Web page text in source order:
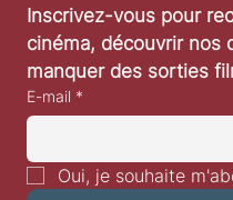
Inscrivez-vous pour
cinéma, découvrir nos
manquer des sorties
E-mail *
Oui, je souhaite